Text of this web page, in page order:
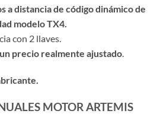
a distancia de código dinámico de
modelo TX4.
con 2 llaves.
precio realmente ajustado
MOTOR ARTEMIS